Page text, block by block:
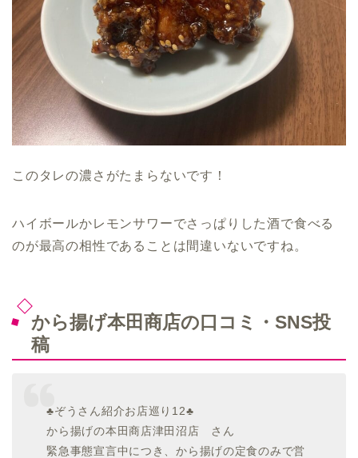
このタレの濃さがたまらないです！
ハイボールかレモンサワーでさっぱりした酒で食べる
のが最高の相性であることは間違いないですね。
から揚げ本田商店の口コミ・SNS投
稿
♣️ぞうさん紹介お店巡り12♣️
から揚げの本田商店津田沼店 さん
緊急事態宣言中につき、から揚げの定食のみで営